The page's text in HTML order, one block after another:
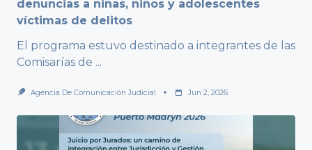
denuncias a niñas, niños y adolescentes
víctimas de delitos
El programa estuvo destinado a integrantes de las
Comisarías de ...
Agencia De Comunicación Judicial Jun 2, 2026